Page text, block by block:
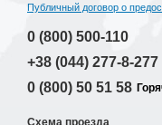
Публичный договор о
0 (800) 500-110
+38 (044) 277-8-277
0 (800) 50 51 58
Схема проезда